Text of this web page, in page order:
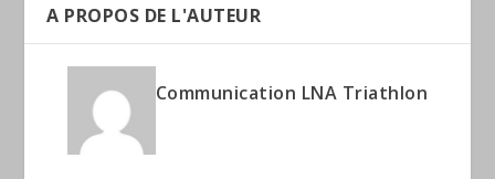
A PROPOS DE L'AUTEUR
Communication LNA Triathlon